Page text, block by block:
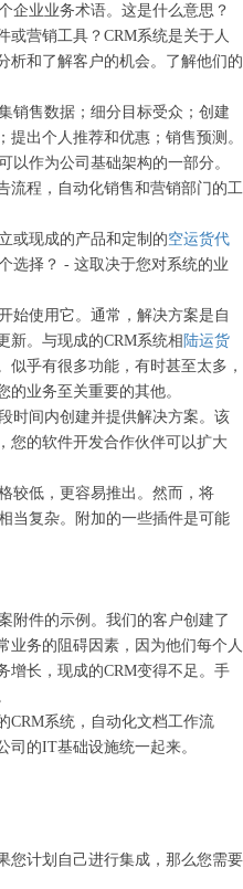
企业业务术语。这是什么意思？
或营销工具？CRM系统是关于人
析和了解客户的机会。了解他们的
销售数据；细分目标受众；创建
出个人推荐和优惠；销售预测。
以作为公司基础架构的一部分。
流程，自动化销售和营销部门的工
或现成的产品和定制的空运货代
选择？ - 这取决于您对系统的业
始使用它。通常，解决方案是自
新。与现成的CRM系统相 陆运货
似乎有很多功能，有时甚至太多，
业务至关重要的其他。
时间内创建并提供解决方案。该
您的软件开发合作伙伴可以扩大
较低，更容易推出。然而，将
当复杂。附加的一些插件是可能
附件的示例。我们的客户创建了
业务的阻碍因素，因为他们每个人
增长，现成的CRM变得不足。手
CRM系统，自动化文档工作流
司的IT基础设施统一起来。
您计划自己进行集成，那么您需要